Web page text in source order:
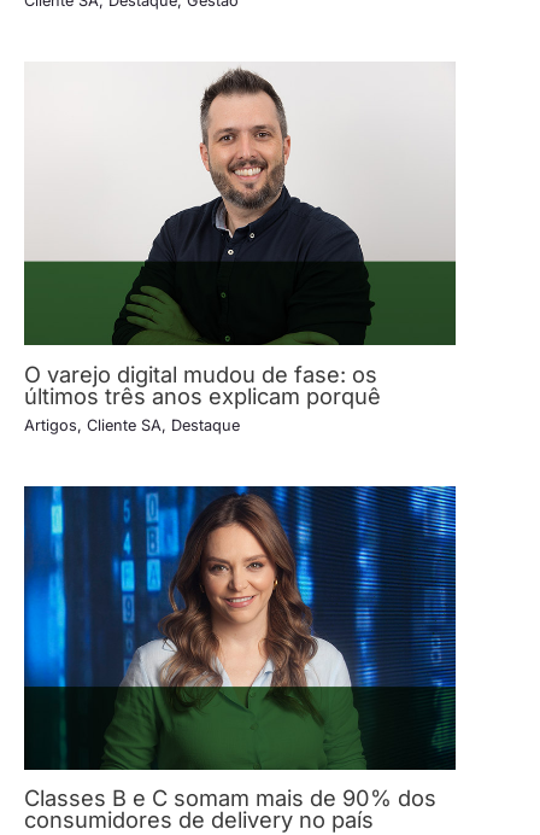
O varejo digital mudou de fase: os
últimos três anos explicam porquê
Artigos, Cliente SA, Destaque
Classes B e C somam mais de 90% dos
consumidores de delivery no país